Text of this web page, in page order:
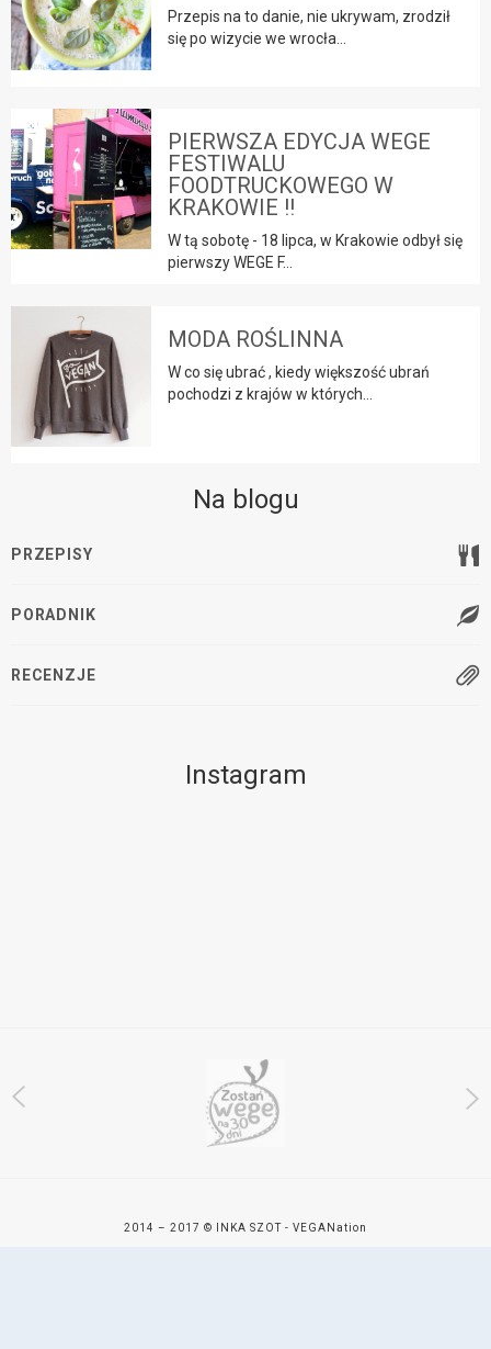
Przepis na to danie, nie ukrywam, zrodził
się po wizycie we wrocła...
PIERWSZA EDYCJA WEGE
FESTIWALU
FOODTRUCKOWEGO W
KRAKOWIE !!
W tą sobotę - 18 lipca, w Krakowie odbył się
pierwszy WEGE F...
MODA ROŚLINNA
W co się ubrać , kiedy większość ubrań
pochodzi z krajów w których...
Na blogu
PRZEPISY
PORADNIK
RECENZJE
Instagram
2014 – 2017 © INKA SZOT - VEGAN ation